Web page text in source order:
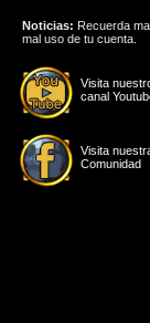
Visita
canal
Visita
Comunidad
Noticias: Recuerda
mal uso de tu cuenta.